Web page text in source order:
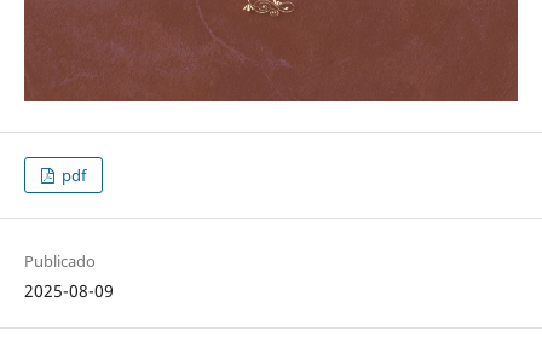
pdf
Publicado
2025-08-09